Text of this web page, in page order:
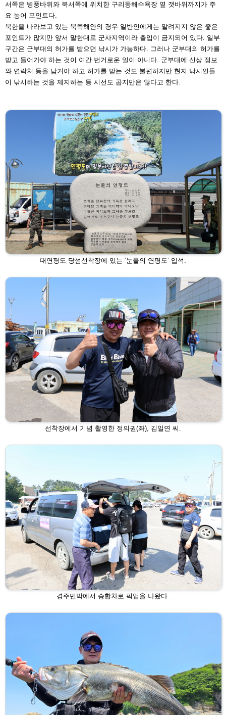
서쪽은 병풍바위와 북서쪽에 위치한 구리동해수욕장 옆 갯 바위까지가 주
요 농어 포인트다.
북한을 바라보고 있는 북쪽해안의 경우 일반인에게는 알려 지지 않은 좋은
포인트가 많지만 앞서 말한대로 군사지역이 라 출입이 금지되어 있다. 일부
구간은 군부대의 허가를 받으면 낚시가 가능하다. 그러나 군부대의 허가를
받고 들어 가야 하는 것이 여간 번거로운 일이 아니다. 군부대에 신상 정보
와 연락처 등을 남겨야 하고 허가를 받는 것도 불편하지만 현지 낚시인들
이 낚시하는 것을 제지하는 등 시선도 곱지만은 않다고 한다.
대연평도 당섬선착장에 있는 ‘눈물의 연평도’ 입석.
선착장에서 기념 촬영한 정의권(좌), 김일연 씨.
경주민박에서 승합차로 픽업을 나왔다.